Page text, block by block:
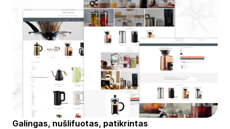
Galingas, nušlifuotas, patikrintas